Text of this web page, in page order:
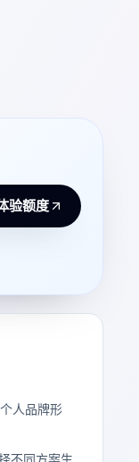
验额度
人品牌形
不同方案生